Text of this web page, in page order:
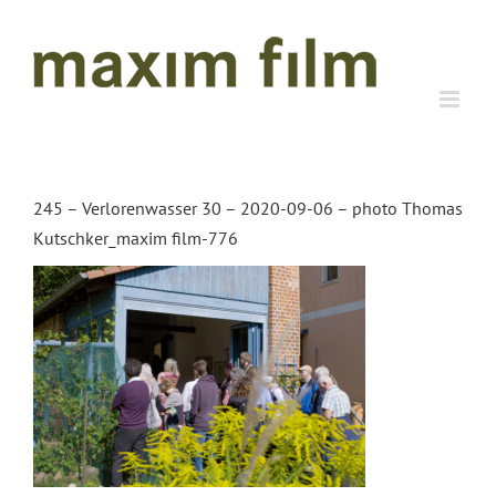
springen
245 – Verlorenwasser 30 – 2020-09-06 – photo Thomas
Kutschker_maxim film-776